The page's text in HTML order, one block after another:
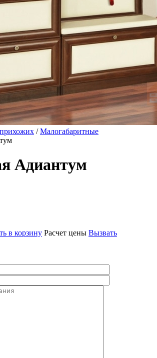
/Малогабаритные
Адиантум
в корзину Расчет цены Вызвать